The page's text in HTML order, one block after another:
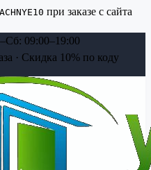
при заказе с сайта
09:00–19:00
· Скидка 10% по коду